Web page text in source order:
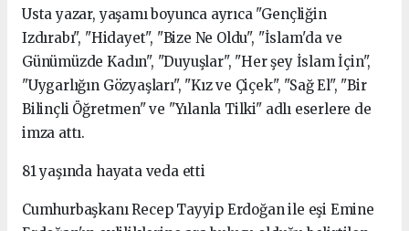
Usta yazar, yaşamı boyunca ayrıca "Gençliğin
Izdırabı", "Hidayet", "Bize Ne Oldu", "İslam'da ve
Günümüzde Kadın", "Duyuşlar", "Her şey İslam İçin",
"Uygarlığın Gözyaşları", "Kız ve Çiçek", "Sağ El", "Bir
Bilinçli Öğretmen" ve "Yılanla Tilki" adlı eserlere de
imza attı.
81 yaşında hayata veda etti
Cumhurbaşkanı Recep Tayyip Erdoğan ile eşi Emine